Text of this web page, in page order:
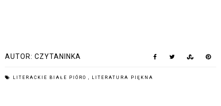
AUTOR: CZYTANINKA
LITERACKIE BIAŁE PIÓRO , LITERATURA PIĘKNA